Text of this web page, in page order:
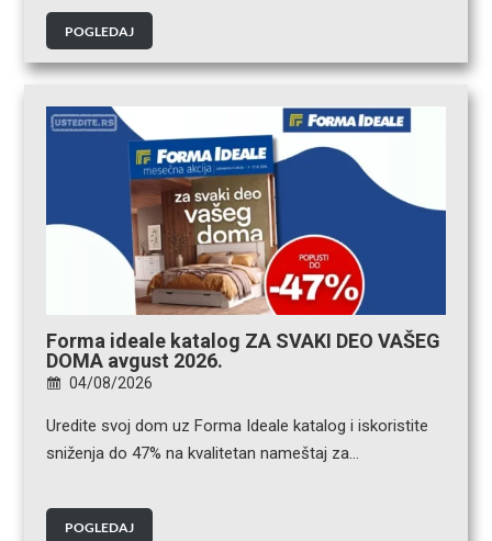
POGLEDAJ
Forma ideale katalog ZA SVAKI DEO VAŠEG
DOMA avgust 2026.
04/08/2026
Uredite svoj dom uz Forma Ideale katalog i iskoristite
sniženja do 47% na kvalitetan nameštaj za…
POGLEDAJ